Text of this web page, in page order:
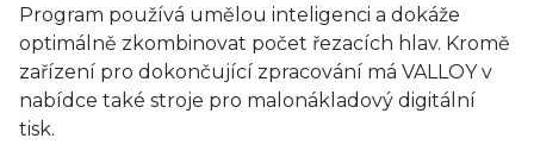
Program používá umělou inteligenci a dokáže
optimálně zkombinovat počet řezacích hlav. Kromě
zařízení pro dokončující zpracování má VALLOY v
nabídce také stroje pro malonákladový digitální
tisk.